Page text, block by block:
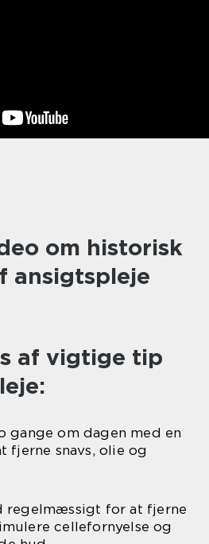
om historisk
ansigtspleje
af vigtige tip
gange om dagen med en
fjerne snavs, olie og
regelmæssigt for at fjerne
cellefornyelse og